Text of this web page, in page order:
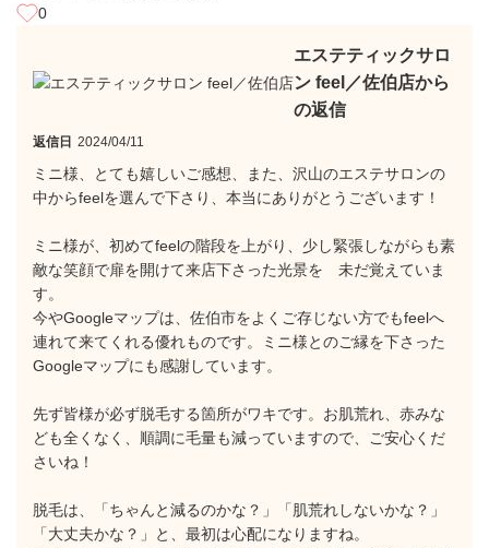
0
エステティックサロ
ン feel／佐伯店から
の返信
返信日 2024/04/11
ミニ様、とても嬉しいご感想、また、沢山のエステサロンの
中からfeelを選んで下さり、本当にありがとうございます！
ミニ様が、初めてfeelの階段を上がり、少し緊張しながらも素
敵な笑顔で扉を開けて来店下さった光景を 未だ覚えていま
す。
今やGoogleマップは、佐伯市をよくご存じない方でもfeelへ
連れて来てくれる優れものです。ミニ様とのご縁を下さった
Googleマップにも感謝しています。
先ず皆様が必ず脱毛する箇所がワキです。お肌荒れ、赤みな
ども全くなく、順調に毛量も減っていますので、ご安心くだ
さいね！
脱毛は、「ちゃんと減るのかな？」「肌荒れしないかな？」
「大丈夫かな？」と、最初は心配になりますね。